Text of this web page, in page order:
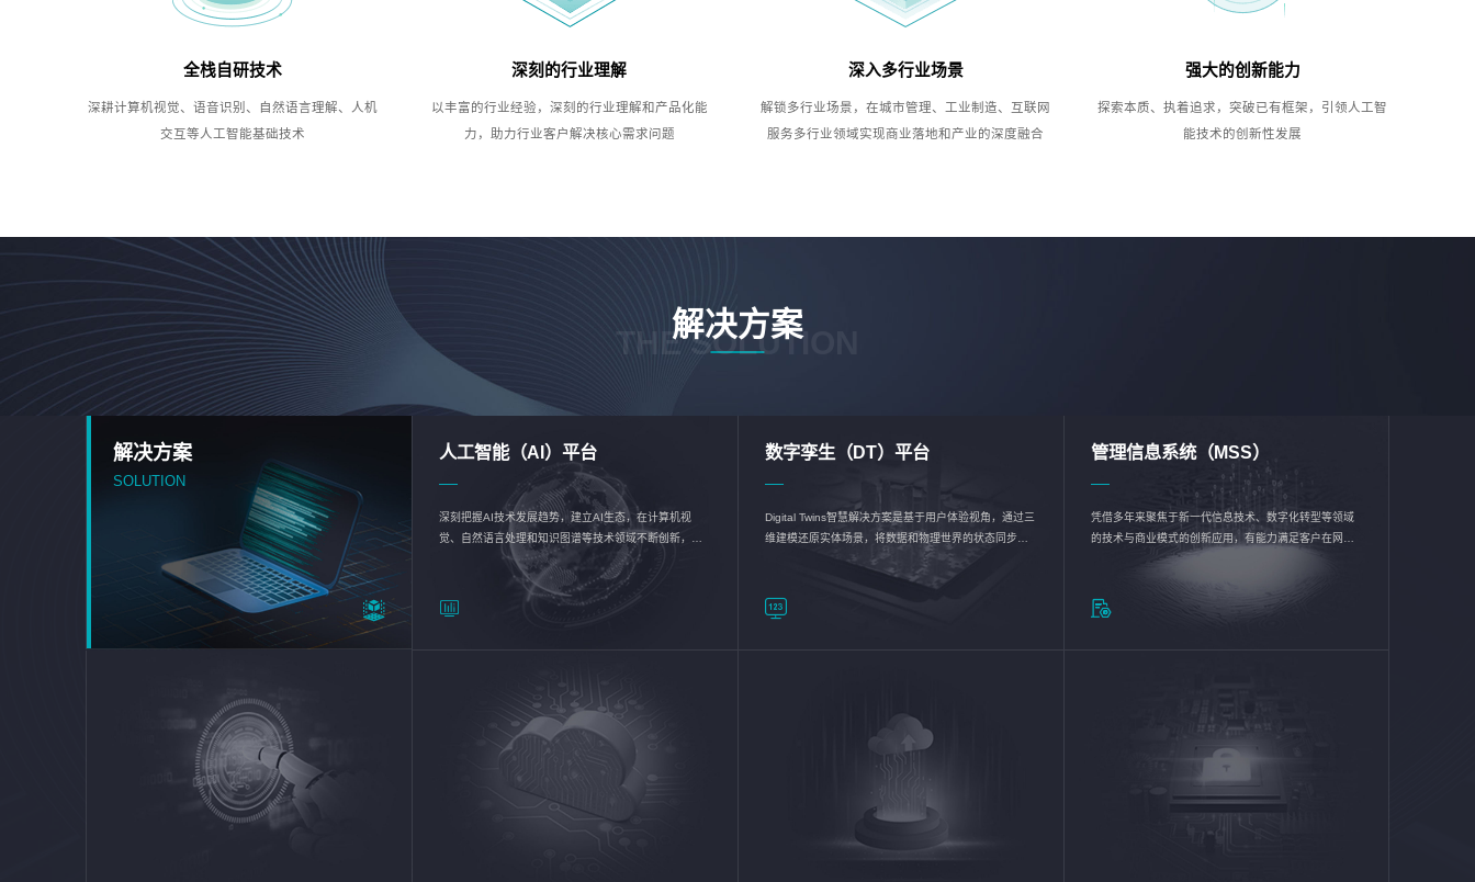
全栈自研技术
深耕计算机视觉、语音识别、自然语言理解、人机
交互等人工智能基础技术
深刻的行业理解
以丰富的行业经验，深刻的行业理解和产品化能
力，助力行业客户解决核心需求问题
深入多行业场景
解锁多行业场景，在城市管理、工业制造、互联网
服务多行业领域实现商业落地和产业的深度融合
强大的创新能力
探索本质、执着追求，突破已有框架，引领人工智
能技术的创新性发展
解决方案
THE SOLUTION
解决方案
SOLUTION
人工智能（AI）平台
深刻把握AI技术发展趋势，建立AI生态，在计算机视
觉、自然语言处理和知识图谱等技术领域不断创新，持
续优化企业数智化转型加速器—AlphaMind®AI能力开放
数字孪生（DT）平台
Digital Twins智慧解决方案是基于用户体验视角，通过三
维建模还原实体场景，将数据和物理世界的状态同步呈
现，使用户对关键数据有更直观的感受，推动各行业完
成智能化转型，实现新旧动能的转换
管理信息系统（MSS）
凭借多年来聚焦于新一代信息技术、数字化转型等领域
的技术与商业模式的创新应用，有能力满足客户在网络
优化、运营维护和信息安全防护等方面的需求，为客户